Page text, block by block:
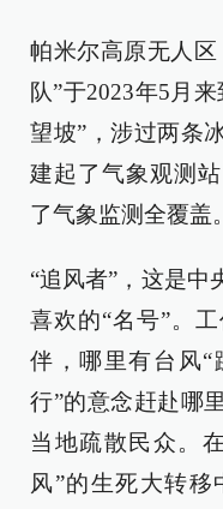
帕米尔高原无人
队”于2023年5月
望坡”，涉过两条
建起了气象观测
了气象监测全覆盖。
“追风者”，这是中
喜欢的“名号”。
伴，哪里有台风“
行”的意念赶赴哪
当地疏散民众。
风”的生死大转